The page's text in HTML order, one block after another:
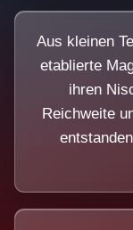
Aus kleinen
etablierte
ihren
Reichweite